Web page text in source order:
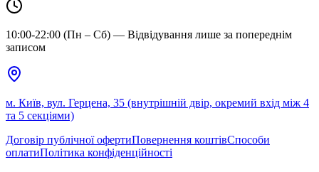
10:00-22:00 (Пн – Сб) — Відвідування лише за попереднім
записом
м. Київ, вул. Герцена, 35 (внутрішній двір, окремий вхід між 4
та 5 секціями)
Договір публічної офертиПовернення коштівСпособи
оплатиПолітика конфіденційності